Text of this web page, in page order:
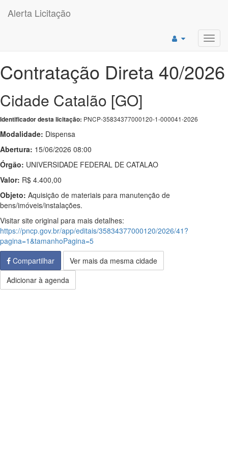
Alerta Licitação
Contratação Direta 40/2026
Cidade Catalão [GO]
Identificador desta licitação: PNCP-35834377000120-1-000041-2026
Modalidade: Dispensa
Abertura: 15/06/2026 08:00
Órgão: UNIVERSIDADE FEDERAL DE CATALAO
Valor: R$ 4.400,00
Objeto: Aquisição de materiais para manutenção de
bens/imóveis/instalações.
Visitar site original para mais detalhes:
https://pncp.gov.br/app/editais/35834377000120/2026/41?
pagina=1&tamanhoPagina=5
Compartilhar
Ver mais da mesma cidade
Adicionar à agenda